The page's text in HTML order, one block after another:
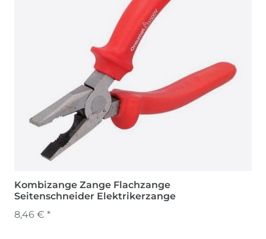
Kombizange Zange Flachzange
Seitenschneider Elektrikerzange
8,46 € *